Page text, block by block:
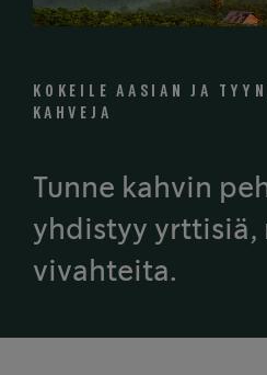
KOKEILE AASIAN JA
KAHVEJA
Tunne kahvin
yhdistyy yrttisiä,
vivahteita.